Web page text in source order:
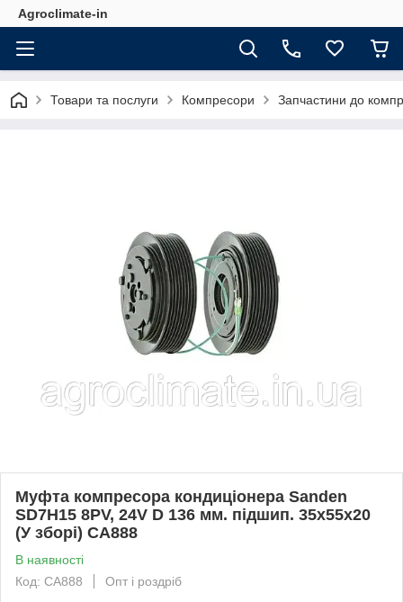
Agroclimate-in
Товари та послуги Компресори Запчастини до
Муфта компресора кондиціонера Sanden
SD7H15 8PV, 24V D 136 мм. підшип. 35х55х20
(У зборі) CA888
В наявності
Код: CA888
Опт і роздріб